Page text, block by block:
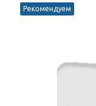
Рекомендуем